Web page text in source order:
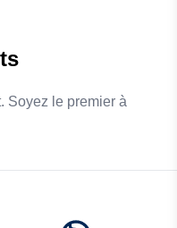
Soyez le premier à